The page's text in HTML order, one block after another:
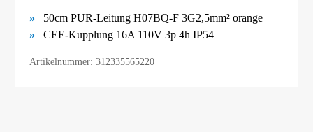
50cm PUR-Leitung H07BQ-F 3G2,5mm² orange
CEE-Kupplung 16A 110V 3p 4h IP54
Artikelnummer: 312335565220